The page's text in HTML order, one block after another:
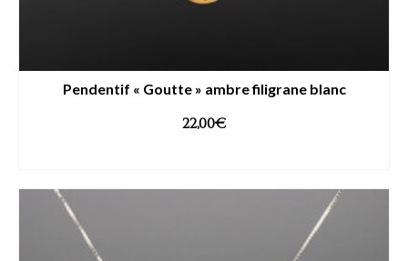
Pendentif « Goutte » ambre filigrane blanc
22,00€